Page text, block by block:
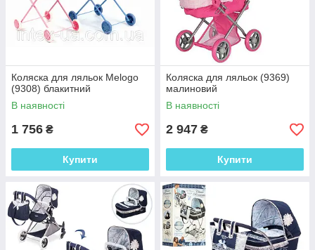
Коляска для ляльок Melogo
(9308) блакитний
В наявності
1 756 ₴
Купити
Коляска для ляльок (9369)
малиновий
В наявності
2 947 ₴
Купити